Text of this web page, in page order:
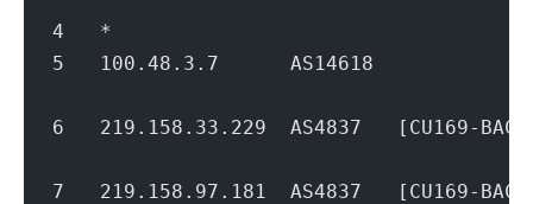
4   *
5   100.48.3.7      AS14618
6   219.158.33.229  AS4837   [CU169-
7   219.158.97.181  AS4837   [CU169-